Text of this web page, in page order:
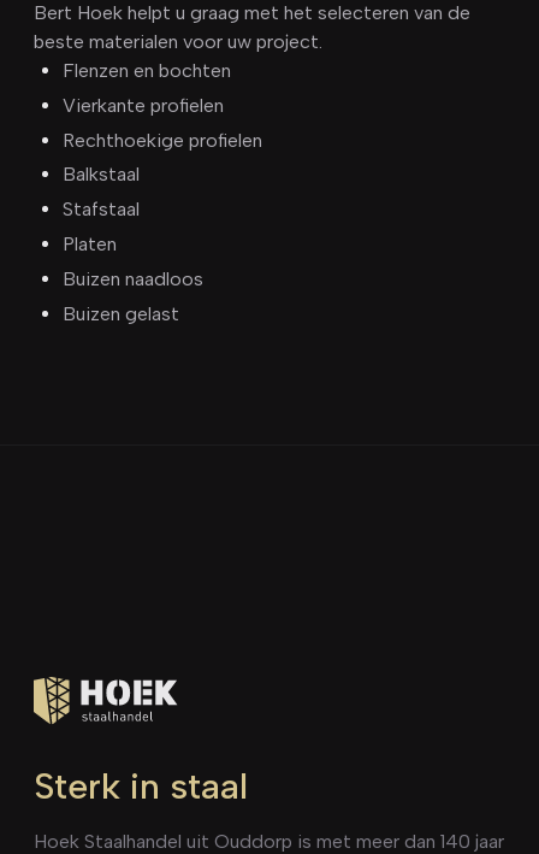
Bert Hoek helpt u graag met het selecteren van de
beste materialen voor uw project.
Flenzen en bochten
Vierkante profielen
Rechthoekige profielen
Balkstaal
Stafstaal
Platen
Buizen naadloos
Buizen gelast
Sterk in staal
Hoek Staalhandel uit Ouddorp is met meer dan 140 jaar